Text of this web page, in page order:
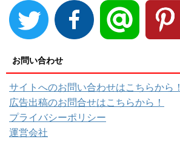
お問い合わせ
サイトへのお問い合わせはこちらから！
広告出稿のお問合せはこちらから！
プライバシーポリシー
運営会社